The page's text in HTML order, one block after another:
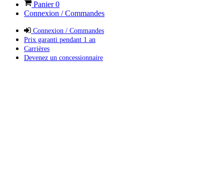
Panier0
Connexion / Commandes
Connexion / Commandes
Prix garanti pendant 1 an
Carrières
Devenez un concessionnaire